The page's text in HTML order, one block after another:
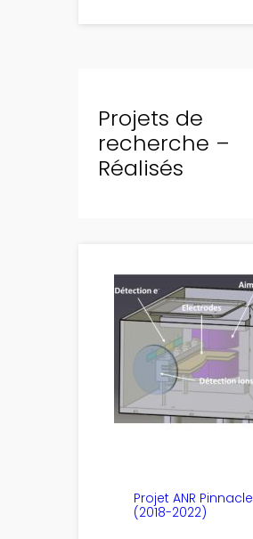
Projets de
recherche –
Réalisés
Projet ANR Pinnacle
(2018-2022)